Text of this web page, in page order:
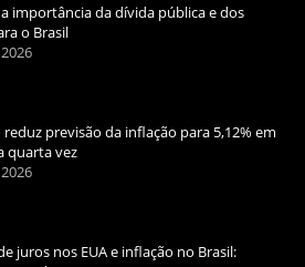
importância da dívida pública e dos
o Brasil
previsão da inflação para 5,12% em
quarta vez
juros nos EUA e inflação no Brasil: